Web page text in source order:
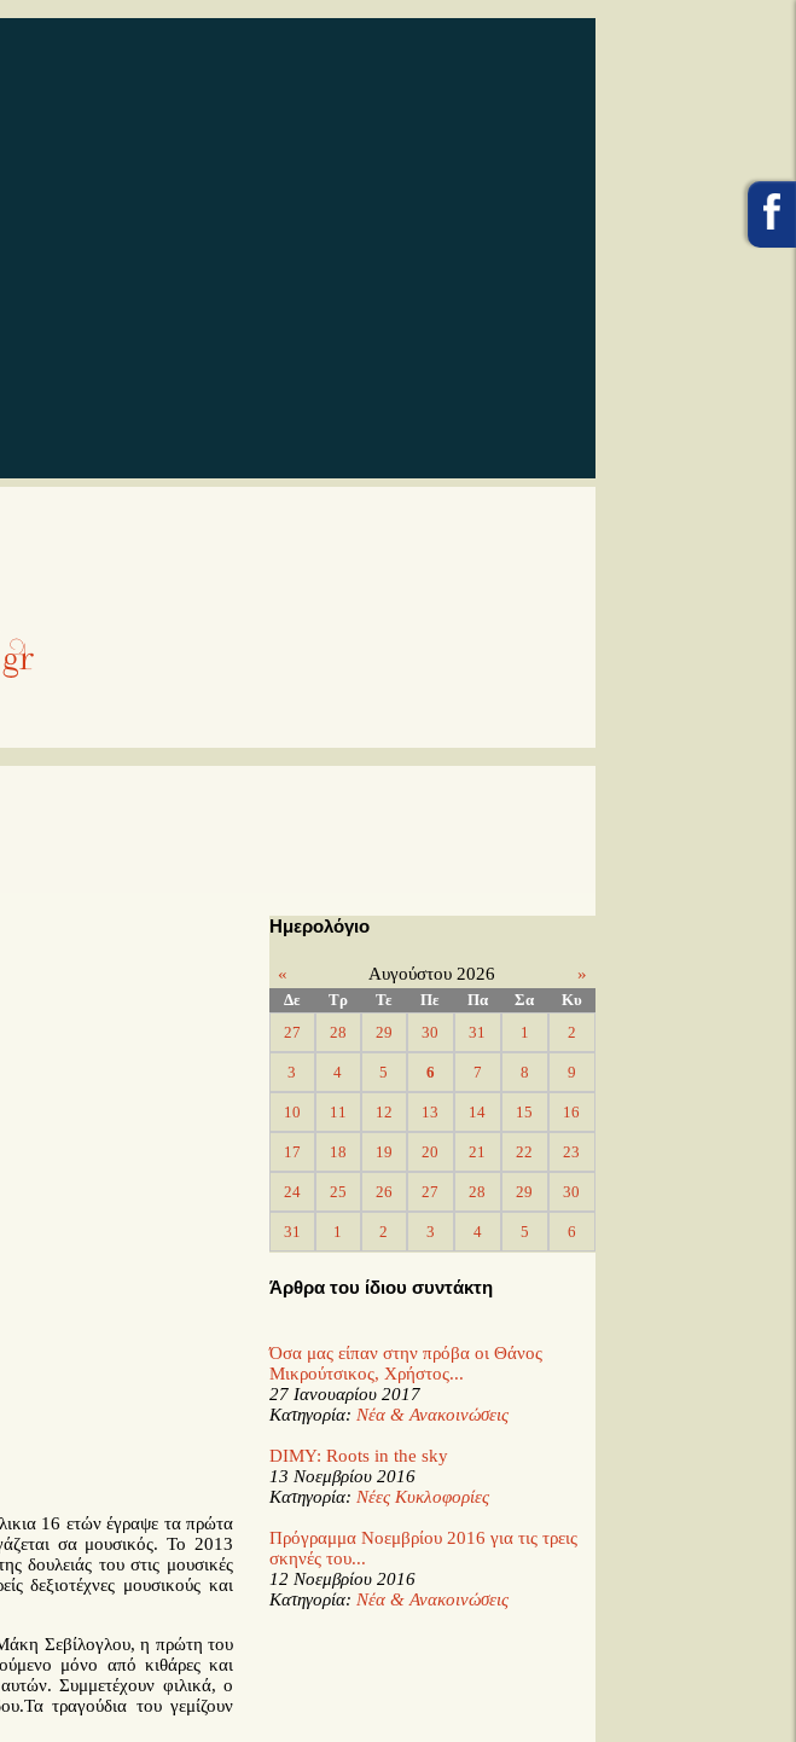
16 ετών έγραψε τα πρώτα
σα μουσικός. Το 2013
δουλειάς του στις μουσικές
δεξιοτέχνες μουσικούς και
Σεβίλογλου, η πρώτη του
μόνο από κιθάρες και
Συμμετέχουν φιλικά, ο
τραγούδια του γεμίζουν
Ημερολόγιο
« Αυγούστου 2026 »
Δε Τρ Τε Πε Πα Σα
Κυ
27
28 29 30 31 1 2
3 4 5 6 7 8 9
10 11 12 13 14 15 16
17 18 19 20 21 22 23
24 25 26 27 28 29 30
31 1 2 3 4 5 6
Άρθρα του ίδιου συντάκτη
Όσα μας είπαν στην πρόβα οι Θάνος
Μικρούτσικος, Χρήστος...
27 Ιανουαρίου 2017
Κατηγορία: Νέα & Ανακοινώσεις
DIMY: Roots in the sky
13 Νοεμβρίου 2016
Κατηγορία: Νέες Κυκλοφορίες
Πρόγραμμα Νοεμβρίου 2016 για τις τρεις
σκηνές του...
12 Νοεμβρίου 2016
Κατηγορία: Νέα & Ανακοινώσεις